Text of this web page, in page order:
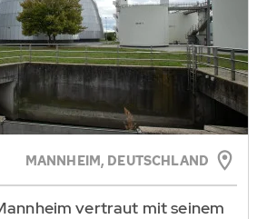
MANNHEIM, DEUTSCHLAND
vertraut mit seinem